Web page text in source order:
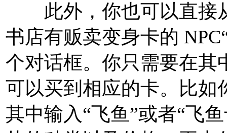
此外，你也可以直接
书店有贩卖变身卡的
个对话框。你只需要在其
可以买到相应的卡。比如
其中输入“飞鱼”或者“飞